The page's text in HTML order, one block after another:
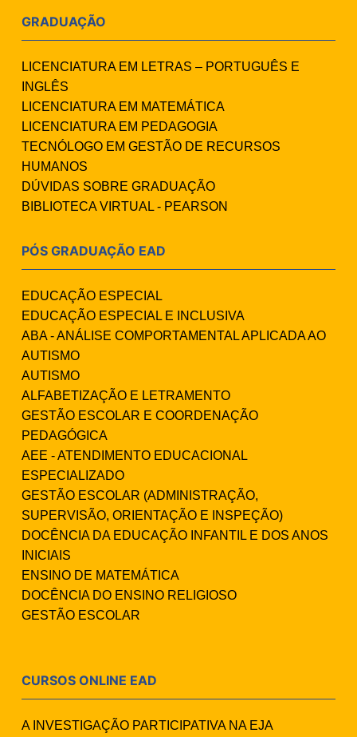
GRADUAÇÃO
LICENCIATURA EM LETRAS – PORTUGUÊS E
INGLÊS
LICENCIATURA EM MATEMÁTICA
LICENCIATURA EM PEDAGOGIA
TECNÓLOGO EM GESTÃO DE RECURSOS
HUMANOS
DÚVIDAS SOBRE GRADUAÇÃO
BIBLIOTECA VIRTUAL - PEARSON
PÓS GRADUAÇÃO EAD
EDUCAÇÃO ESPECIAL
EDUCAÇÃO ESPECIAL E INCLUSIVA
ABA - ANÁLISE COMPORTAMENTAL APLICADA AO
AUTISMO
AUTISMO
ALFABETIZAÇÃO E LETRAMENTO
GESTÃO ESCOLAR E COORDENAÇÃO
PEDAGÓGICA
AEE - ATENDIMENTO EDUCACIONAL
ESPECIALIZADO
GESTÃO ESCOLAR (ADMINISTRAÇÃO,
SUPERVISÃO, ORIENTAÇÃO E INSPEÇÃO)
DOCÊNCIA DA EDUCAÇÃO INFANTIL E DOS ANOS
INICIAIS
ENSINO DE MATEMÁTICA
DOCÊNCIA DO ENSINO RELIGIOSO
GESTÃO ESCOLAR
CURSOS ONLINE EAD
A INVESTIGAÇÃO PARTICIPATIVA NA EJA